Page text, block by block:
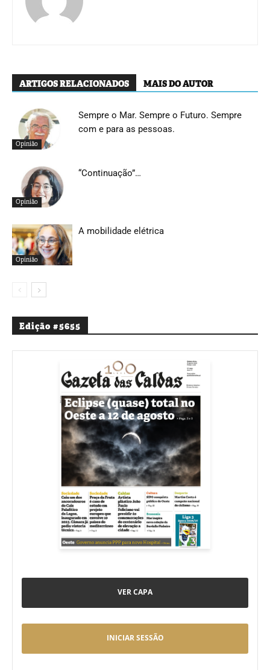
ARTIGOS RELACIONADOS MAIS DO AUTOR
Opinião
Sempre o Mar. Sempre o Futuro. Sempre
com e para as pessoas.
Opinião
“Continuação”…
Opinião
A mobilidade elétrica
Edição #5655
VER CAPA
INICIAR SESSÃO